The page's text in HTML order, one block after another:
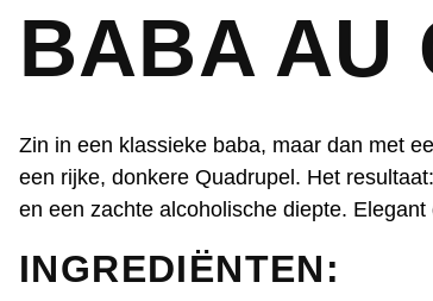
BABA AU
Zin in een klassieke baba, maar dan met
een rijke, donkere Quadrupel. Het
en een zachte alcoholische diepte.
INGREDIËNTEN: